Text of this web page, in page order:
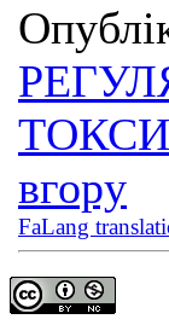
вгору
FaLang